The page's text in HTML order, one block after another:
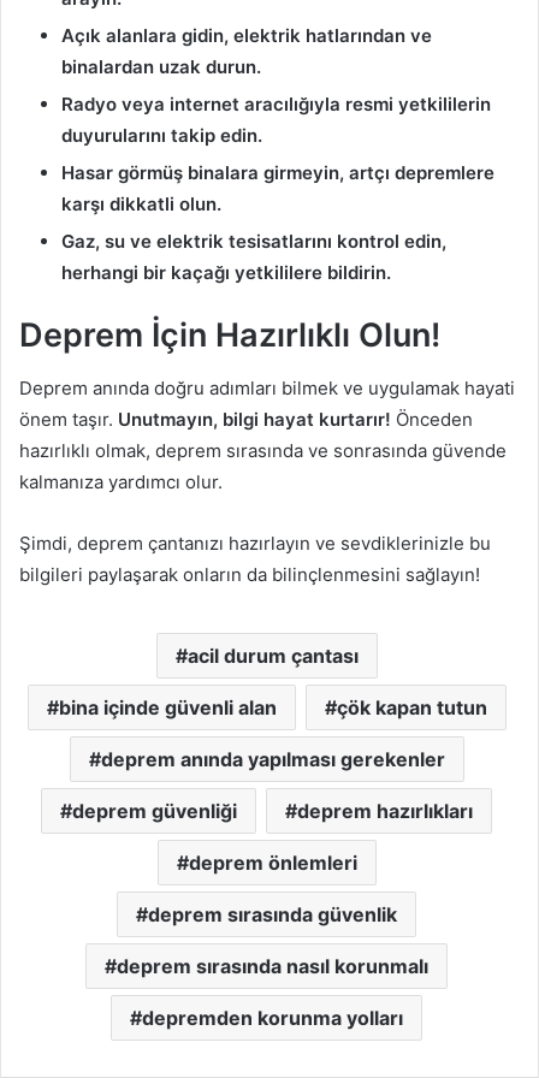
Açık alanlara gidin, elektrik hatlarından ve
binalardan uzak durun.
Radyo veya internet aracılığıyla resmi yetkililerin
duyurularını takip edin.
Hasar görmüş binalara girmeyin, artçı depremlere
karşı dikkatli olun.
Gaz, su ve elektrik tesisatlarını kontrol edin,
herhangi bir kaçağı yetkililere bildirin.
Deprem İçin Hazırlıklı Olun!
Deprem anında doğru adımları bilmek ve uygulamak hayati
önem taşır. Unutmayın, bilgi hayat kurtarır! Önceden
hazırlıklı olmak, deprem sırasında ve sonrasında güvende
kalmanıza yardımcı olur.
Şimdi, deprem çantanızı hazırlayın ve sevdiklerinizle bu
bilgileri paylaşarak onların da bilinçlenmesini sağlayın!
acil durum çantası
bina içinde güvenli alan çök kapan tutun
deprem anında yapılması gerekenler
deprem güvenliği deprem hazırlıkları
deprem önlemleri
deprem sırasında güvenlik
deprem sırasında nasıl korunmalı
depremden korunma yolları